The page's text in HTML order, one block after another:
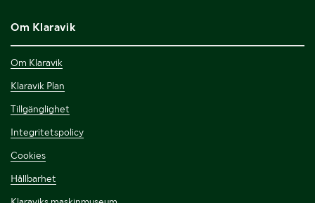
Om Klaravik
Om Klaravik
Klaravik Plan
Tillgänglighet
Integritetspolicy
Cookies
Hållbarhet